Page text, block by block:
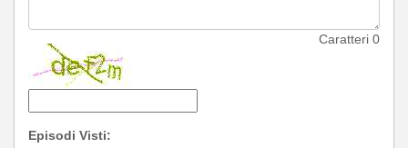
Caratteri 0
Episodi Visti: